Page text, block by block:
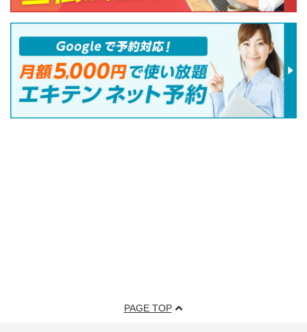
PAGE TOP